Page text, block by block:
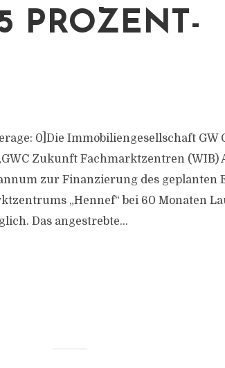
PROZENT-
0]Die Immobiliengesellschaft GW
Zukunft Fachmarktzentren (WIB)
zur Finanzierung des geplanten
„Hennef“ bei 60 Monaten
Das angestrebte...